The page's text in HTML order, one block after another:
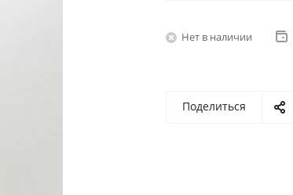
Нет в наличии
Поделиться